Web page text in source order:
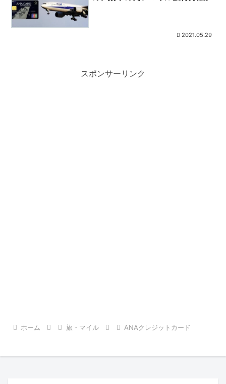
2021.05.29
スポンサーリンク
ホーム 旅・マイル ANAクレジットカード